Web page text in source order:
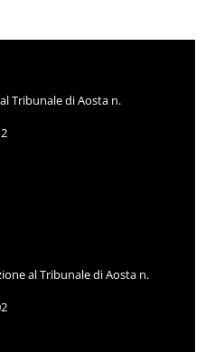
Tribunale di Aosta n.
al Tribunale di Aosta n.